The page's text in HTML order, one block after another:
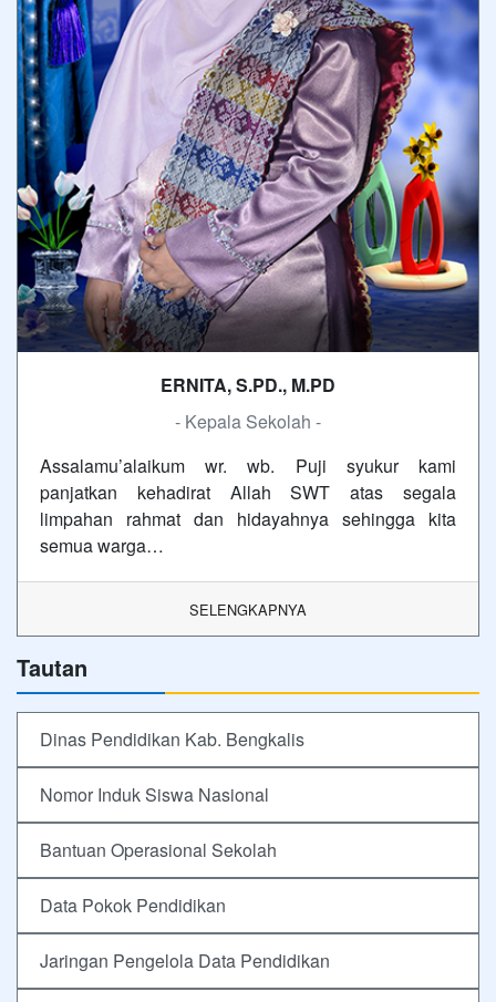
ERNITA, S.PD., M.PD
- Kepala Sekolah -
Assalamu’alaikum wr. wb. Puji syukur kami
panjatkan kehadirat Allah SWT atas segala
limpahan rahmat dan hidayahnya sehingga kita
semua warga…
SELENGKAPNYA
Tautan
Dinas Pendidikan Kab. Bengkalis
Nomor Induk Siswa Nasional
Bantuan Operasional Sekolah
Data Pokok Pendidikan
Jaringan Pengelola Data Pendidikan